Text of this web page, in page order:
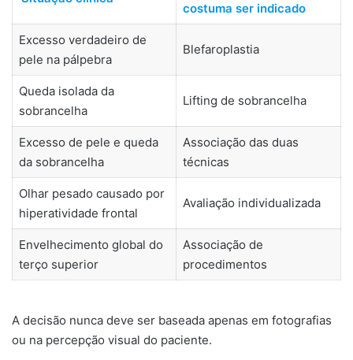
costuma ser indicado
Excesso verdadeiro de
pele na pálpebra
Blefaroplastia
Queda isolada da
sobrancelha
Lifting de sobrancelha
Excesso de pele e queda
da sobrancelha
Associação das duas
técnicas
Olhar pesado causado por
hiperatividade frontal
Avaliação individualizada
Envelhecimento global do
terço superior
Associação de
procedimentos
A decisão nunca deve ser baseada apenas em fotografias
ou na percepção visual do paciente.